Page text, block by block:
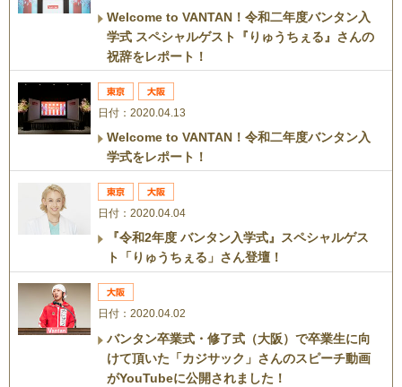
Welcome to VANTAN！令和二年度バンタン入
学式 スペシャルゲスト『りゅうちぇる』さんの
祝辞をレポート！
日付：2020.04.13
Welcome to VANTAN！令和二年度バンタン入
学式をレポート！
日付：2020.04.04
『令和2年度 バンタン入学式』スペシャルゲス
ト「りゅうちぇる」さん登壇！
日付：2020.04.02
バンタン卒業式・修了式（大阪）で卒業生に向
けて頂いた「カジサック」さんのスピーチ動画
がYouTubeに公開されました！